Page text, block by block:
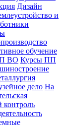
Дизайн
и
обучение
ВО Курсы ПП
дело На